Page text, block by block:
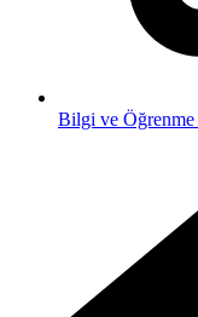
Bilgi ve Öğrenme